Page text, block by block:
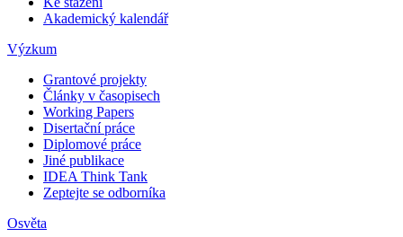
Akademický kalendář
Výzkum
Grantové projekty
Články v časopisech
Working Papers
Disertační práce
Diplomové práce
Jiné publikace
IDEA Think Tank
Zeptejte se odborníka
Osvěta